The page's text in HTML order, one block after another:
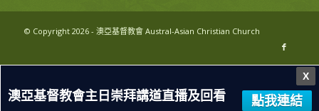
© Copyright 2026 - 澳亞基督教會 Austral-Asian Christian Church
X
澳亞基督教會主日崇拜講道直播及回看 點我連結